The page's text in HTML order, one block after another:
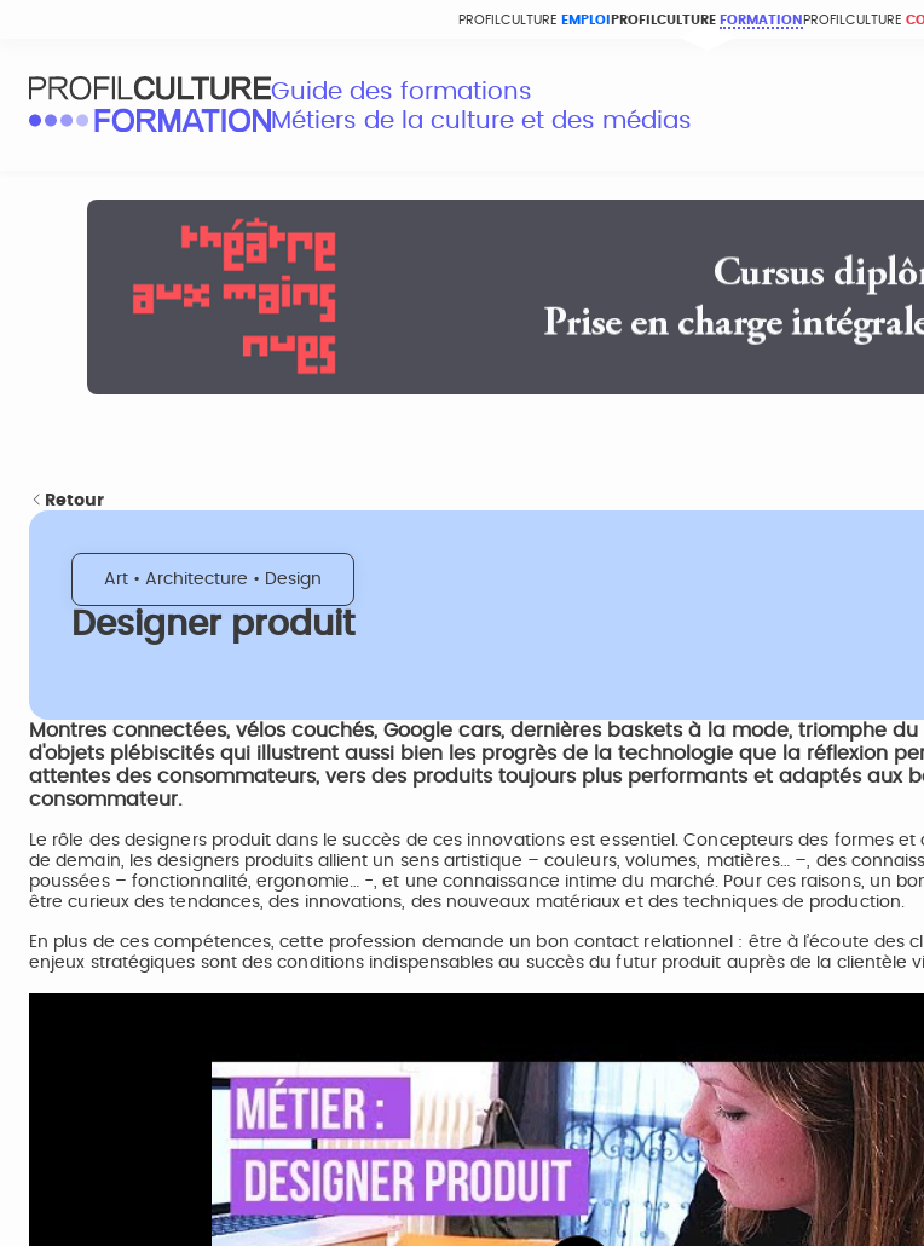
PROFILCULTURE EMPLOI PROFILCULTURE FORMATION PROFILCULTURE
Guide des formations
Métiers de la culture et des médias
Retour
Art • Architecture • Design
Designer produit
Montres connectées, vélos couchés, Google cars, dernières baskets à la mode, triomphe
d'objets plébiscités qui illustrent aussi bien les progrès de la technologie que la réflexion
attentes des consommateurs, vers des produits toujours plus performants et adaptés aux
consommateur.
Le rôle des designers produit dans le succès de ces innovations est essentiel. Concepteurs des formes
de demain, les designers produits allient un sens artistique – couleurs, volumes, matières… –, des
poussées – fonctionnalité, ergonomie… -, et une connaissance intime du marché. Pour ces raisons, un
être curieux des tendances, des innovations, des nouveaux matériaux et des techniques de production.
En plus de ces compétences, cette profession demande un bon contact relationnel : être à l’écoute des
enjeux stratégiques sont des conditions indispensables au succès du futur produit auprès de la clientèle